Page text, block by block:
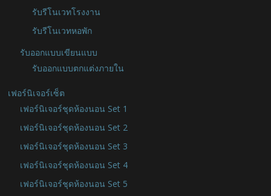
รับรีโนเวทโรงงาน
รับรีโนเวทหอพัก
รับออกแบบเขียนแบบ
รับออกแบบตกแต่งภายใน
เฟอร์นิเจอร์เซ็ต
เฟอร์นิเจอร์ชุดห้องนอน Set 1
เฟอร์นิเจอร์ชุดห้องนอน Set 2
เฟอร์นิเจอร์ชุดห้องนอน Set 3
เฟอร์นิเจอร์ชุดห้องนอน Set 4
เฟอร์นิเจอร์ชุดห้องนอน Set 5